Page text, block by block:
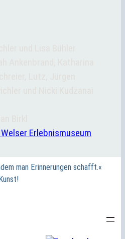
Erlebnismuseum
man Erinnerungen schafft.«